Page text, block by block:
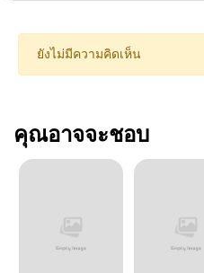
ยังไม่มีความคิดเห็น
คุณอาจจะชอบ